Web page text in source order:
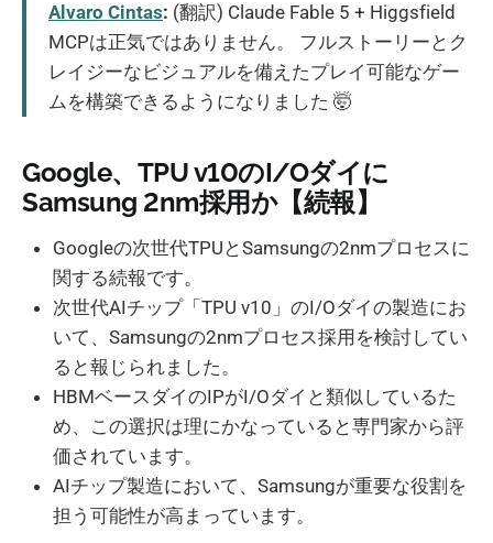
Alvaro Cintas: (翻訳) Claude Fable 5 + Higgsfield
MCPは正気ではありません。 フルストーリーとク
レイジーなビジュアルを備えたプレイ可能なゲー
ムを構築できるようになりました 🤯
Google、TPU v10のI/Oダイに
Samsung 2nm採用か【続報】
Googleの次世代TPUとSamsungの2nmプロセスに
関する続報です。
次世代AIチップ「TPU v10」のI/Oダイの製造にお
いて、Samsungの2nmプロセス採用を検討してい
ると報じられました。
HBMベースダイのIPがI/Oダイと類似しているた
め、この選択は理にかなっていると専門家から評
価されています。
AIチップ製造において、Samsungが重要な役割を
担う可能性が高まっています。